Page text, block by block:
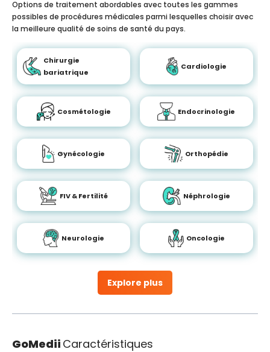
Explore plus
Options de traitement abordables avec toutes les gammes
possibles de procédures médicales parmi lesquelles choisir avec
la meilleure qualité de soins de santé du pays.
Chirurgie
bariatrique
Cardiologie
Cosmétologie Endocrinologie
Gynécologie Orthopédie
FIV & Fertilité Néphrologie
Neurologie Oncologie
GoMedii Caractéristiques